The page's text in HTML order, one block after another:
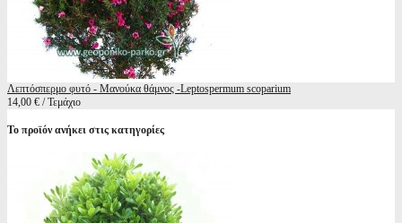
Λεπτόσπερμο φυτό - Μανούκα θάμνος -Leptospermum scoparium
14,00 € / Τεμάχιο
Το προϊόν ανήκει στις κατηγορίες